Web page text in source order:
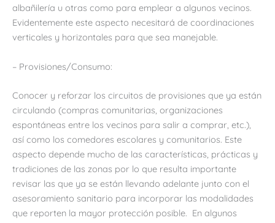
albañilería u otras como para emplear a algunos vecinos.
Evidentemente este aspecto necesitará de coordinaciones
verticales y horizontales para que sea manejable.
– Provisiones/Consumo:
Conocer y reforzar los circuitos de provisiones que ya están
circulando (compras comunitarias, organizaciones
espontáneas entre los vecinos para salir a comprar, etc.),
así como los comedores escolares y comunitarios. Este
aspecto depende mucho de las características, prácticas y
tradiciones de las zonas por lo que resulta importante
revisar las que ya se están llevando adelante junto con el
asesoramiento sanitario para incorporar las modalidades
que reporten la mayor protección posible. En algunos